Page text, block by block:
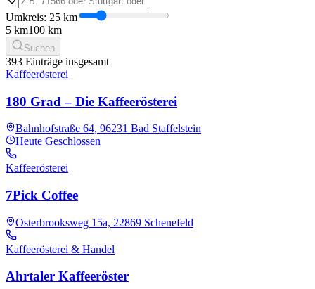
Umkreis: 25 km
5 km100 km
Suchen
393 Einträge insgesamt
Kaffeerösterei
180 Grad – Die Kaffeerösterei
Bahnhofstraße 64, 96231 Bad Staffelstein
Heute Geschlossen
Kaffeerösterei
7Pick Coffee
Osterbrooksweg 15a, 22869 Schenefeld
Kaffeerösterei & Handel
Ahrtaler Kaffeeröster